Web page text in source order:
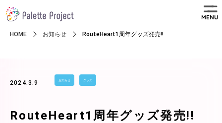
MENU
HOME お知らせ RouteHeart1周年グッズ発売!!
2024.3.9 お知らせ グッズ
RouteHeart1周年グッズ発売!!